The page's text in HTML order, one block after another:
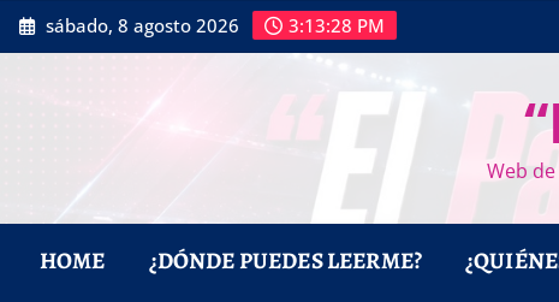
Saltar
al
sábado, 8 agosto 2026 3:13:29 PM
Web
HOME ¿DÓNDE PUEDES LEERME?